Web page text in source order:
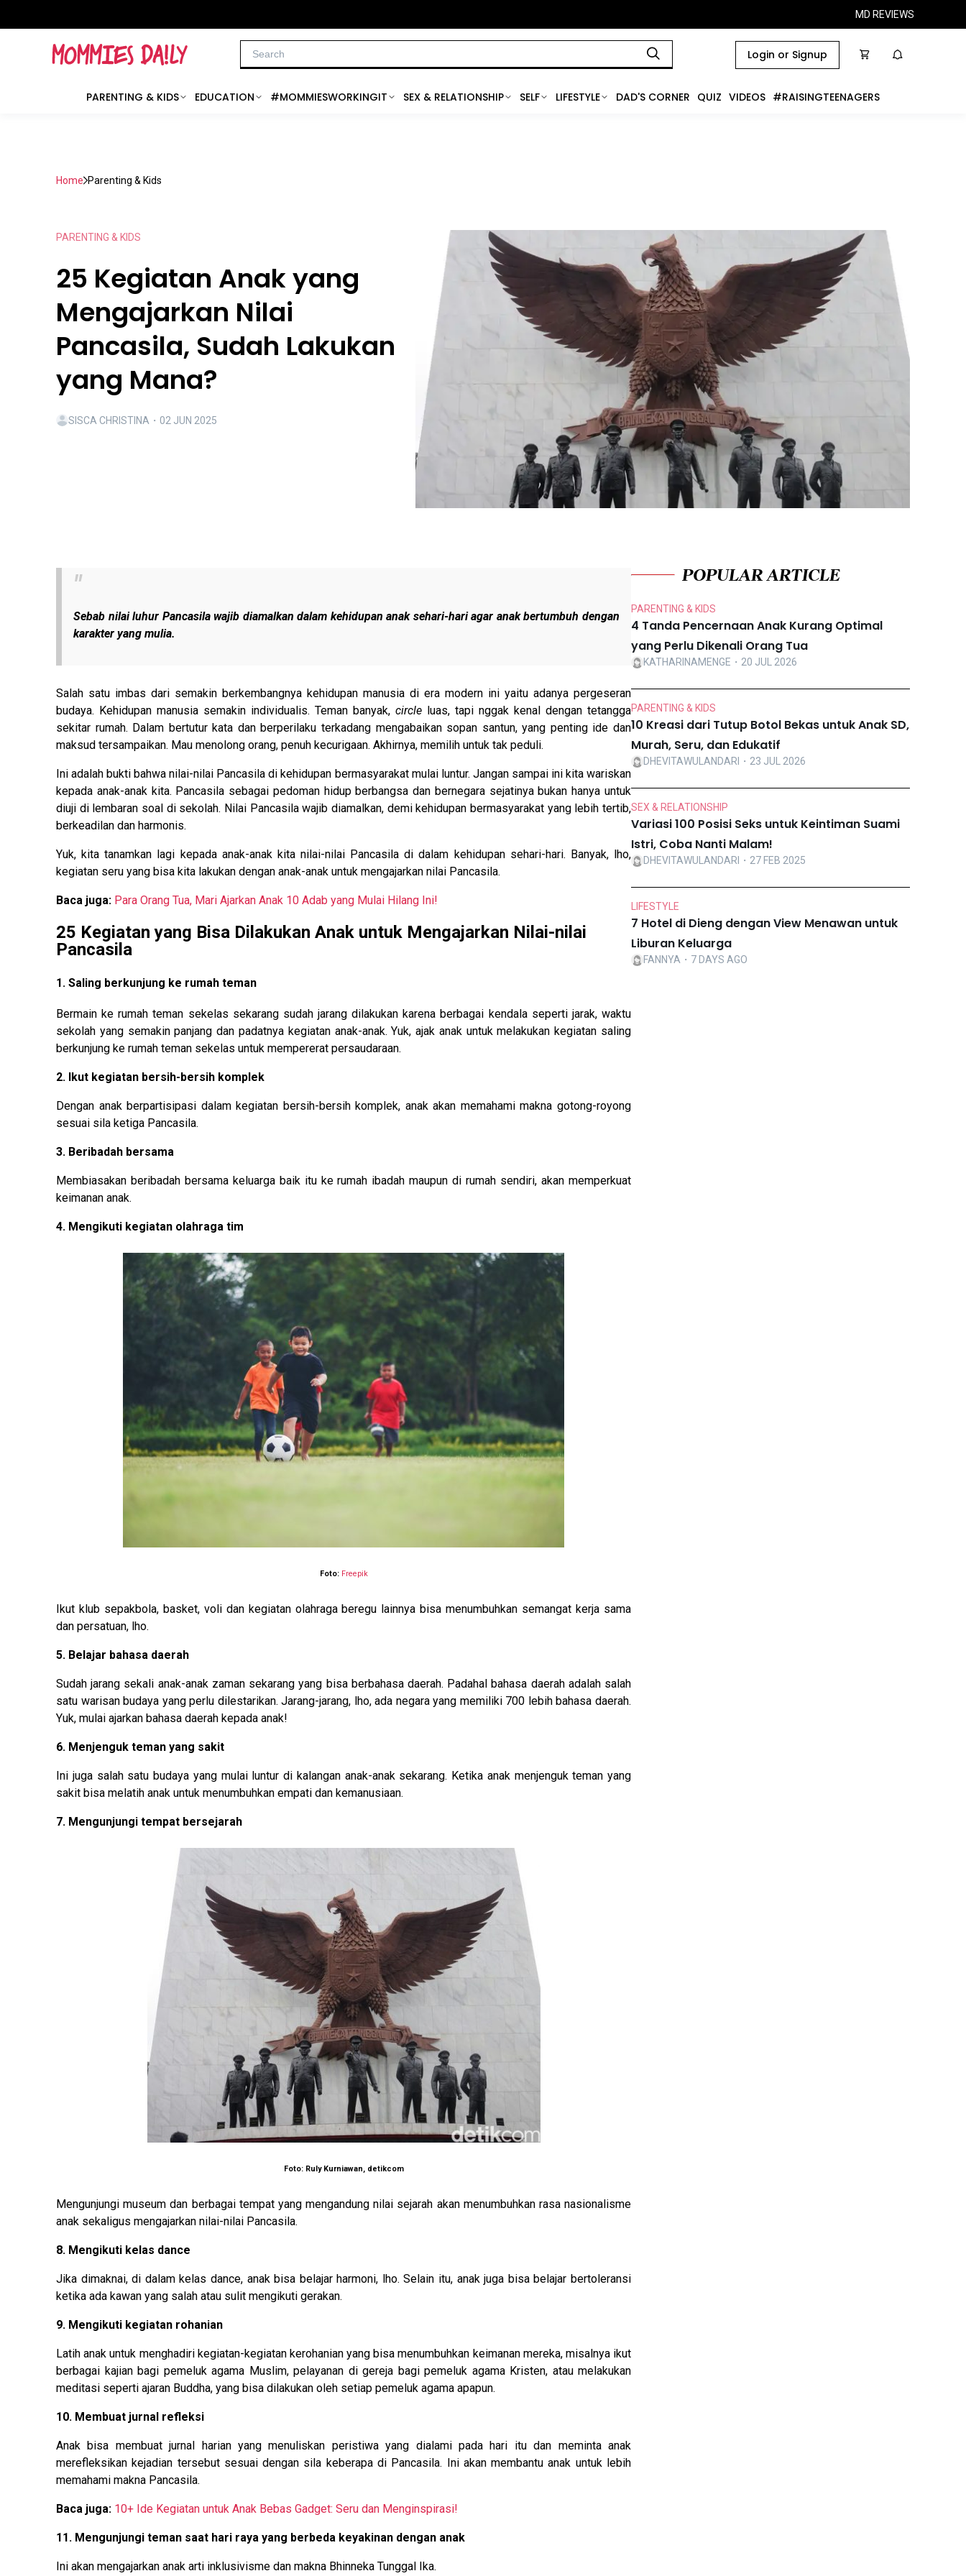
MD REVIEWS
Login or Signup
PARENTING & KIDS EDUCATION #MOMMIESWORKINGIT SEX & RELATIONSHIP SELF LIFESTYLE DAD'S CORNER QUIZ VIDEOS #RAISINGTEENAGERS
Home Parenting & Kids
PARENTING & KIDS
25 Kegiatan Anak yang
Mengajarkan Nilai
Pancasila, Sudah Lakukan
yang Mana?
SISCA CHRISTINA ・ 02 JUN 2025
Sebab nilai luhur Pancasila wajib diamalkan dalam kehidupan anak sehari-hari agar anak bertumbuh dengan
karakter yang mulia.
Salah satu imbas dari semakin berkembangnya kehidupan manusia di era modern ini yaitu adanya pergeseran
budaya. Kehidupan manusia semakin individualis. Teman banyak, circle luas, tapi nggak kenal dengan tetangga
sekitar rumah. Dalam bertutur kata dan berperilaku terkadang mengabaikan sopan santun, yang penting ide dan
maksud tersampaikan. Mau menolong orang, penuh kecurigaan. Akhirnya, memilih untuk tak peduli.
Ini adalah bukti bahwa nilai-nilai Pancasila di kehidupan bermasyarakat mulai luntur. Jangan sampai ini kita wariskan
kepada anak-anak kita. Pancasila sebagai pedoman hidup berbangsa dan bernegara sejatinya bukan hanya untuk
diuji di lembaran soal di sekolah. Nilai Pancasila wajib diamalkan, demi kehidupan bermasyarakat yang lebih tertib,
berkeadilan dan harmonis.
Yuk, kita tanamkan lagi kepada anak-anak kita nilai-nilai Pancasila di dalam kehidupan sehari-hari. Banyak, lho,
kegiatan seru yang bisa kita lakukan dengan anak-anak untuk mengajarkan nilai Pancasila.
Baca juga: Para Orang Tua, Mari Ajarkan Anak 10 Adab yang Mulai Hilang Ini!
25 Kegiatan yang Bisa Dilakukan Anak untuk Mengajarkan Nilai-nilai
Pancasila
1. Saling berkunjung ke rumah teman
Bermain ke rumah teman sekelas sekarang sudah jarang dilakukan karena berbagai kendala seperti jarak, waktu
sekolah yang semakin panjang dan padatnya kegiatan anak-anak. Yuk, ajak anak untuk melakukan kegiatan saling
berkunjung ke rumah teman sekelas untuk mempererat persaudaraan.
2. Ikut kegiatan bersih-bersih komplek
Dengan anak berpartisipasi dalam kegiatan bersih-bersih komplek, anak akan memahami makna gotong-royong
sesuai sila ketiga Pancasila.
3. Beribadah bersama
Membiasakan beribadah bersama keluarga baik itu ke rumah ibadah maupun di rumah sendiri, akan memperkuat
keimanan anak.
4. Mengikuti kegiatan olahraga tim
Foto: Freepik
Ikut klub sepakbola, basket, voli dan kegiatan olahraga beregu lainnya bisa menumbuhkan semangat kerja sama
dan persatuan, lho.
5. Belajar bahasa daerah
Sudah jarang sekali anak-anak zaman sekarang yang bisa berbahasa daerah. Padahal bahasa daerah adalah salah
satu warisan budaya yang perlu dilestarikan. Jarang-jarang, lho, ada negara yang memiliki 700 lebih bahasa daerah.
Yuk, mulai ajarkan bahasa daerah kepada anak!
6. Menjenguk teman yang sakit
Ini juga salah satu budaya yang mulai luntur di kalangan anak-anak sekarang. Ketika anak menjenguk teman yang
sakit bisa melatih anak untuk menumbuhkan empati dan kemanusiaan.
7. Mengunjungi tempat bersejarah
Foto: Ruly Kurniawan, detikcom
Mengunjungi museum dan berbagai tempat yang mengandung nilai sejarah akan menumbuhkan rasa nasionalisme
anak sekaligus mengajarkan nilai-nilai Pancasila.
8. Mengikuti kelas dance
Jika dimaknai, di dalam kelas dance, anak bisa belajar harmoni, lho. Selain itu, anak juga bisa belajar bertoleransi
ketika ada kawan yang salah atau sulit mengikuti gerakan.
9. Mengikuti kegiatan rohanian
Latih anak untuk menghadiri kegiatan-kegiatan kerohanian yang bisa menumbuhkan keimanan mereka, misalnya ikut
berbagai kajian bagi pemeluk agama Muslim, pelayanan di gereja bagi pemeluk agama Kristen, atau melakukan
meditasi seperti ajaran Buddha, yang bisa dilakukan oleh setiap pemeluk agama apapun.
10. Membuat jurnal refleksi
Anak bisa membuat jurnal harian yang menuliskan peristiwa yang dialami pada hari itu dan meminta anak
merefleksikan kejadian tersebut sesuai dengan sila keberapa di Pancasila. Ini akan membantu anak untuk lebih
memahami makna Pancasila.
Baca juga: 10+ Ide Kegiatan untuk Anak Bebas Gadget: Seru dan Menginspirasi!
11. Mengunjungi teman saat hari raya yang berbeda keyakinan dengan anak
Ini akan mengajarkan anak arti inklusivisme dan makna Bhinneka Tunggal Ika.
POPULAR ARTICLE
PARENTING & KIDS
4 Tanda Pencernaan Anak Kurang Optimal
yang Perlu Dikenali Orang Tua
KATHARINAMENGE ・20 JUL 2026
PARENTING & KIDS
10 Kreasi dari Tutup Botol Bekas untuk Anak SD,
Murah, Seru, dan Edukatif
DHEVITAWULANDARI ・23 JUL 2026
SEX & RELATIONSHIP
Variasi 100 Posisi Seks untuk Keintiman Suami
Istri, Coba Nanti Malam!
DHEVITAWULANDARI ・27 FEB 2025
LIFESTYLE
7 Hotel di Dieng dengan View Menawan untuk
Liburan Keluarga
FANNYA ・7 DAYS AGO